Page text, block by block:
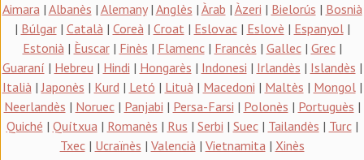
Aimara| Albanès | Alemany| Anglès | Àrab | Àzeri | Bielorús | Bosnià
| Búlgar| Català| Coreà| Croat| Eslovac| Eslovè | Espanyol|
Estonià| Èuscar| Finès | Flamenc| Francès | Gallec| Grec|
Guaraní | Hebreu | Hindi | Hongarès | Indonesi | Irlandès | Islandès |
Italià|Japonès | Kurd | Letó | Lituà| Macedoni | Maltès | Mongol|
Neerlandès | Noruec| Panjabi | Persa-Farsi | Polonès | Portuguès |
Quiché | Quítxua| Romanès | Rus | Serbi | Suec| Tailandès | Turc|
Txec| Ucraïnès | Valencià| Vietnamita| Xinès